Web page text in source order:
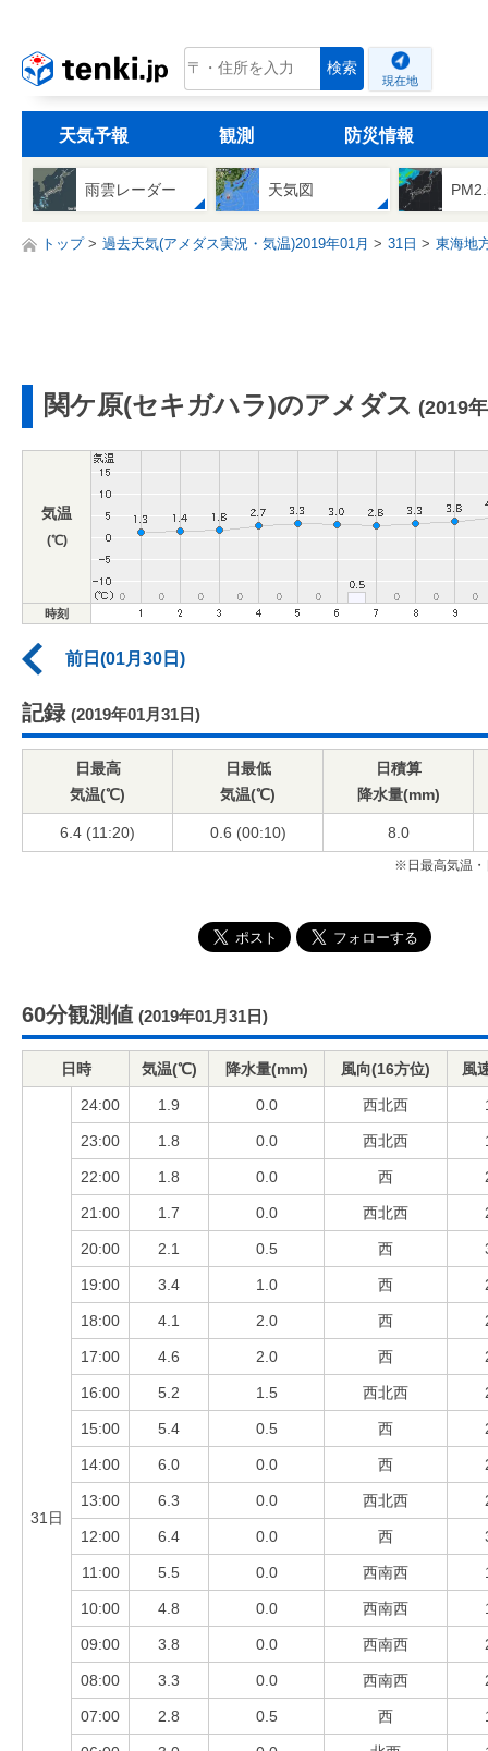
tenki.jp 検索
現在地
天気予報 観測 防災情報
雨雲レーダー 天気図
トップ 過去天気(アメダス実況・気温)2019年01月 31日 東海地
関ケ原(セキガハラ)のアメダス (2019
気温
(℃)
時刻
前日(01月30日)
記録 (2019年01月31日)
日最高
気温(℃)
日最低
気温(℃)
日積算
降水量(mm)
6.4 (11:20) 0.6 (00:10) 8.0
※日最高気温・
60分観測値 (2019年01月31日)
日時 気温(℃) 降水量(mm) 風向(16方位) 風
31日
24:00 1.9 0.0 西北西
23:00 1.8 0.0 西北西
22:00 1.8 0.0 西
21:00 1.7 0.0 西北西
20:00 2.1 0.5 西
19:00 3.4 1.0 西
18:00 4.1 2.0 西
17:00 4.6 2.0 西
16:00 5.2 1.5 西北西
15:00 5.4 0.5 西
14:00 6.0 0.0 西
13:00 6.3 0.0 西北西
12:00 6.4 0.0 西
11:00 5.5 0.0 西南西
10:00 4.8 0.0 西南西
09:00 3.8 0.0 西南西
08:00 3.3 0.0 西南西
07:00 2.8 0.5 西